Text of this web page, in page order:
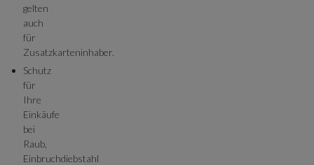
gelten
auch
für
Zusatzkarteninhaber.
Schutz
für
Ihre
Einkäufe
bei
Raub,
Einbruchdiebstahl